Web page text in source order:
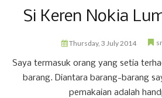
Si Keren Nokia
Thursday, 3 July 2014
Saya termasuk orang yang setia
barang. Diantara barang-barang
pemakaian adalah